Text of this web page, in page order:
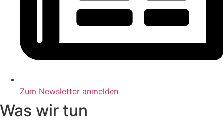
Zum Newsletter anmelden
Was wir tun